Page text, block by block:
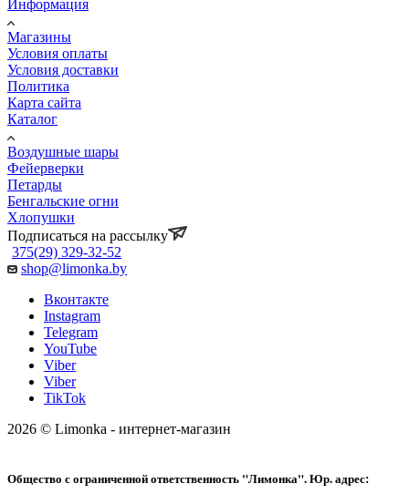
Информация
Магазины
Условия оплаты
Условия доставки
Политика
Карта сайта
Каталог
Воздушные шары
Фейерверки
Петарды
Бенгальские огни
Хлопушки
Подписаться на рассылку
375(29) 329-32-52
shop@limonka.by
Вконтакте
Instagram
Telegram
YouTube
Viber
Viber
TikTok
2026 © Limonka - интернет-магазин
Общество с ограниченной ответственность "Лимонка". Юр. адрес: